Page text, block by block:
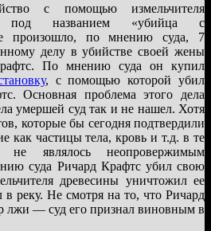
с помощью измельчителя
под названием «убийца с
произошло, по мнению суда, 7
делу в убийстве своей жены
По мнению суда он купил
, с помощью которой убил
Основная проблема этого дела
умершей суд так и не нашел. Хотя
которые бы сегодня подтвердили
как частицы тела, кровь и т.д. в те
являлось неопровержимым
суда Ричард Крафтс убил свою
древесины уничтожил ее
в реку. Не смотря на то, что Ричард
лжи — суд его признал виновным в